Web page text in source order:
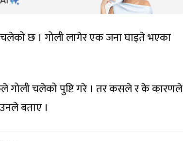
चलेको छ । गोली लागेर एक जना घाइते भएका
गोली चलेको पुष्टि गरे । तर कसले र के कारणले
बताए ।